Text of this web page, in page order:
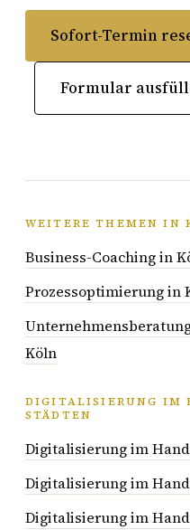
Sofort-Termin
Formular
WEITERE THEMEN IN
Business-Coaching in
Prozessoptimierung in
Köln
DIGITALISIERUNG IM
STÄDTEN
Digitalisierung im
Digitalisierung im
Digitalisierung im